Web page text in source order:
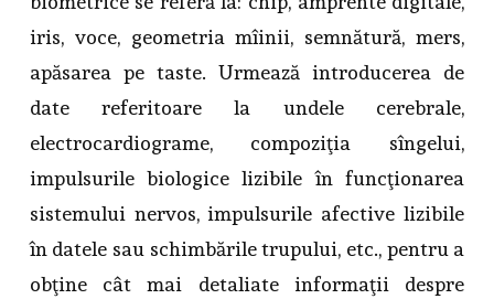
iris, voce, geometria mîinii, semnătură, mers,
apăsarea pe taste. Urmează introducerea de
date referitoare la undele cerebrale,
electrocardiograme, compoziţia sîngelui,
impulsurile biologice lizibile în funcţionarea
sistemului nervos, impulsurile afective lizibile
în datele sau schimbările trupului, etc., pentru a
obţine cât mai detaliate informaţii despre